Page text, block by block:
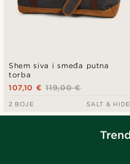
Shem siva i smeđa putna
torba
119,00 €
107,10 €
2 BOJE SALT & HIDE